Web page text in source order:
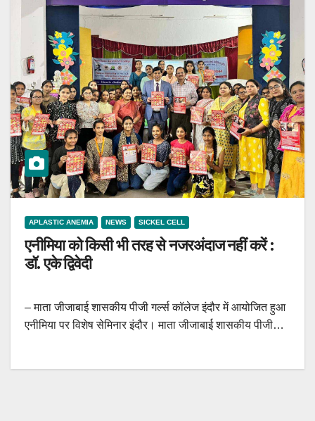
APLASTIC ANEMIA NEWS SICKEL CELL
एनीमिया को किसी भी तरह से नजरअंदाज नहीं करें :
डॉ. एके द्विवेदी
– माता जीजाबाई शासकीय पीजी गर्ल्स कॉलेज इंदौर में आयोजित हुआ
एनीमिया पर विशेष सेमिनार इंदौर। माता जीजाबाई शासकीय पीजी…